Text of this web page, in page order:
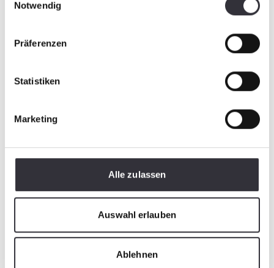
Notwendig
Präferenzen
Statistiken
Marketing
Alle zulassen
Auswahl erlauben
Ablehnen